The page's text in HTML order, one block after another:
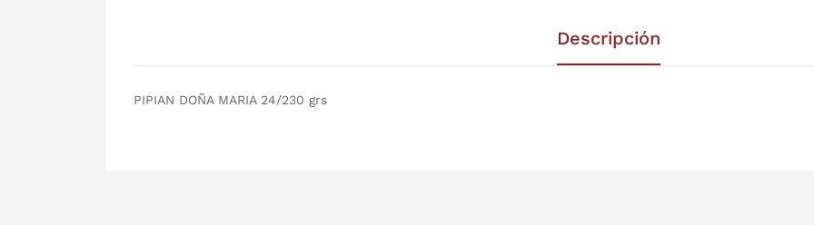
Descripción
PIPIAN DOÑA MARIA 24/230 grs